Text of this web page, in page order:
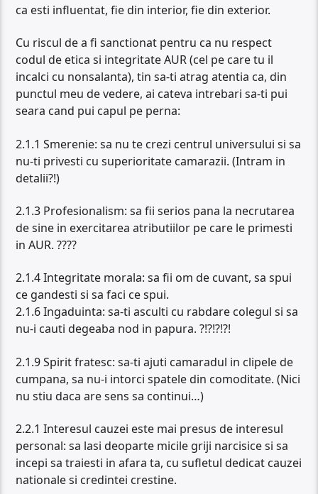
ca esti influentat, fie din interior, fie din exterior.
Cu riscul de a fi sanctionat pentru ca nu respect
codul de etica si integritate AUR (cel pe care tu il
incalci cu nonsalanta), tin sa-ti atrag atentia ca, din
punctul meu de vedere, ai cateva intrebari sa-ti pui
seara cand pui capul pe perna:
2.1.1 Smerenie: sa nu te crezi centrul universului si sa
nu-ti privesti cu superioritate camarazii. (Intram in
detalii?!)
2.1.3 Profesionalism: sa fii serios pana la necrutarea
de sine in exercitarea atributiilor pe care le primesti
in AUR. ????
2.1.4 Integritate morala: sa fii om de cuvant, sa spui
ce gandesti si sa faci ce spui.
2.1.6 Ingaduinta: sa-ti asculti cu rabdare colegul si sa
nu-i cauti degeaba nod in papura. ?!?!?!?!
2.1.9 Spirit fratesc: sa-ti ajuti camaradul in clipele de
cumpana, sa nu-i intorci spatele din comoditate. (Nici
nu stiu daca are sens sa continui…)
2.2.1 Interesul cauzei este mai presus de interesul
personal: sa lasi deoparte micile griji narcisice si sa
incepi sa traiesti in afara ta, cu sufletul dedicat cauzei
nationale si credintei crestine.